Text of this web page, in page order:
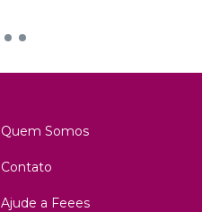
Quem Somos
Contato
Ajude a Feees